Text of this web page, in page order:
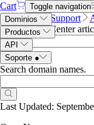
Cart
Toggle navigation
Dominios
Productos
API
Soporte ●
Search domain names.
Name.com Support
Search Help Center
Refund not
Last Updated: